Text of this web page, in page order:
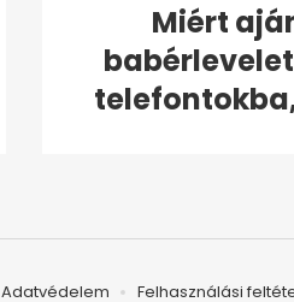
Miért
Adatvédelem Felhasználási